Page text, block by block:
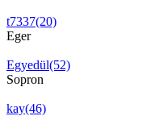
t7337(20)
Eger
Egyedül(52)
Sopron
kay(46)